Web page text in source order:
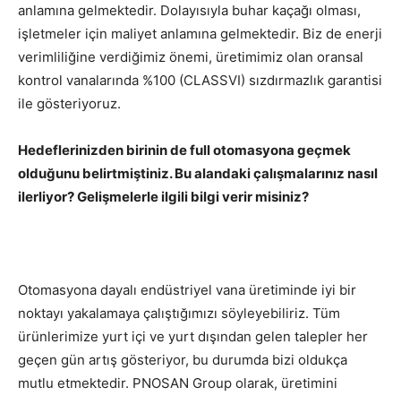
anlamına gelmektedir. Dolayısıyla buhar kaçağı olması,
işletmeler için maliyet anlamına gelmektedir. Biz de enerji
verimliliğine verdiğimiz önemi, üretimimiz olan oransal
kontrol vanalarında %100 (CLASSVI) sızdırmazlık garantisi
ile gösteriyoruz.
Hedeflerinizden birinin de full otomasyona geçmek
olduğunu belirtmiştiniz. Bu alandaki çalışmalarınız nasıl
ilerliyor? Gelişmelerle ilgili bilgi verir misiniz?
Otomasyona dayalı endüstriyel vana üretiminde iyi bir
noktayı yakalamaya çalıştığımızı söyleyebiliriz. Tüm
ürünlerimize yurt içi ve yurt dışından gelen talepler her
geçen gün artış gösteriyor, bu durumda bizi oldukça
mutlu etmektedir. PNOSAN Group olarak, üretimini